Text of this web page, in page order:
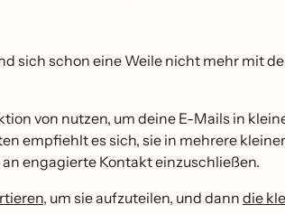
sich schon eine Weile nicht mehr mit
von nutzen, um deine E-Mails in
empfiehlt es sich, sie in mehrere
engagierte Kontakt einzuschließen.
, um sie aufzuteilen, und dann die